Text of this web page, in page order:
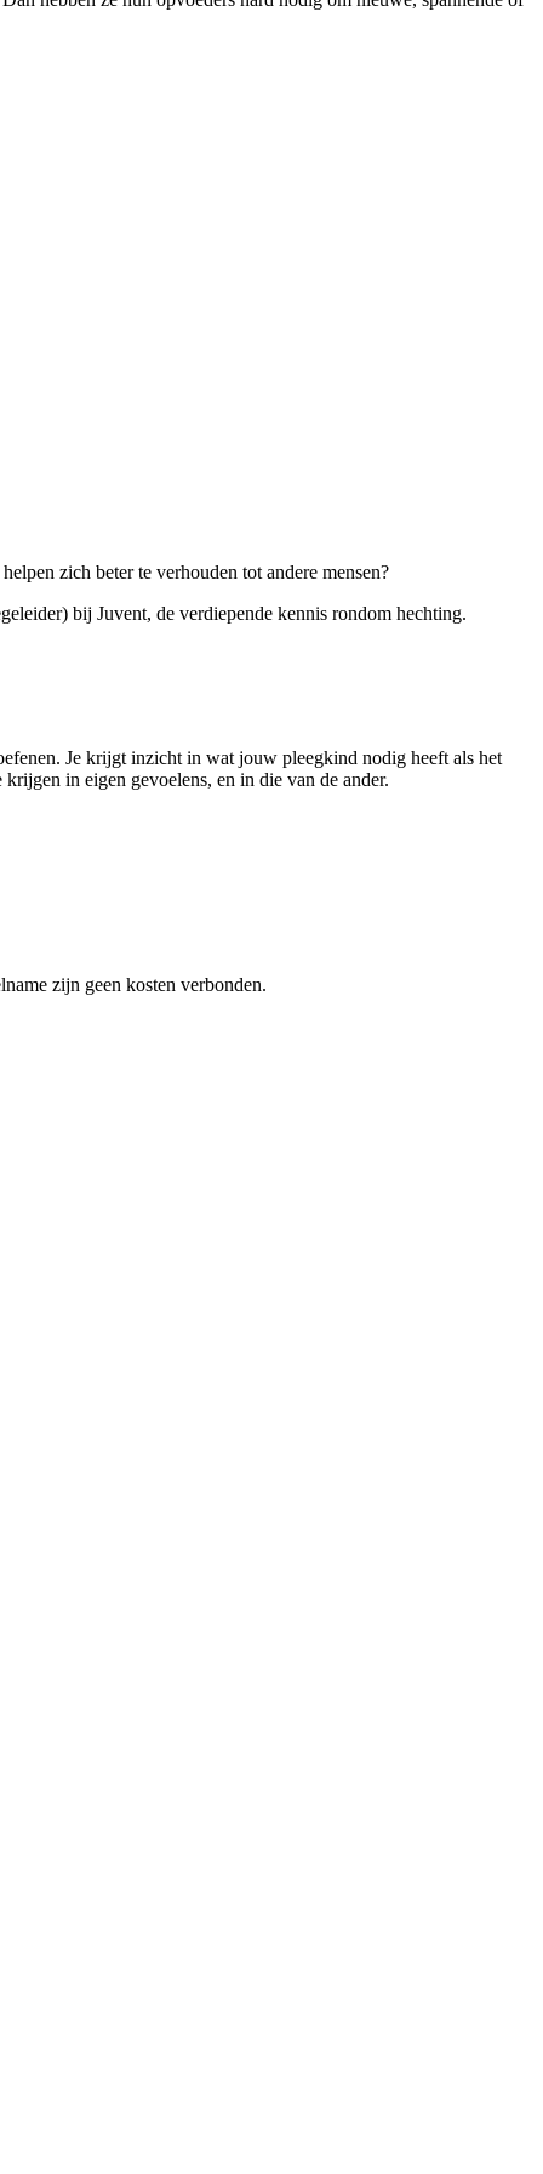
zich beter te verhouden tot andere mensen?
bij Juvent, de verdiepende kennis rondom hechting.
Je krijgt inzicht in wat jouw pleegkind nodig heeft als het
in eigen gevoelens, en in die van de ander.
zijn geen kosten verbonden.